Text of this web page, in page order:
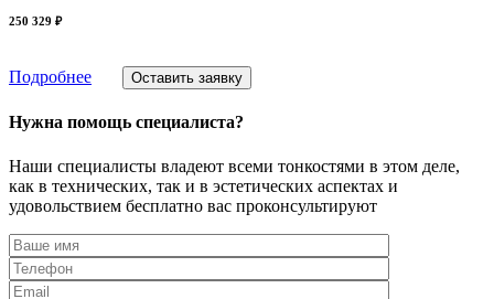
250 329 ₽
Подробнее Оставить заявку
Нужна помощь специалиста?
Наши специалисты владеют всеми тонкостями в этом деле,
как в технических, так и в эстетических аспектах и
удовольствием бесплатно вас проконсультируют